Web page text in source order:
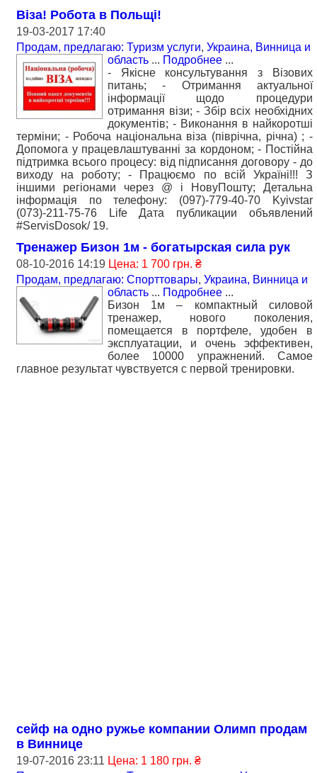
Віза! Робота в Польщі!
19-03-2017 17:40
Продам, предлагаю: Туризм услуги, Украина, Винница и
область ... Подробнее ...
- Якісне консультування з Візових
питань; - Отримання актуальної
інформації щодо процедури
отримання візи; - Збір всіх необхідних
документів; - Виконання в найкоротші
терміни; - Робоча національна віза (піврічна, річна) ; -
Допомога у працевлаштуванні за кордоном; - Постійна
підтримка всього процесу: від підписання договору - до
виходу на роботу; - Працюємо по всій Україні!!! З
іншими регіонами через @ і НовуПошту; Детальна
інформація по телефону: (097)-779-40-70 Kyivstar
(073)-211-75-76 Life Дата публикации объявлений
#ServisDosok/ 19.
Тренажер Бизон 1м - богатырская сила рук
08-10-2016 14:19 Цена: 1 700 грн. ₴
Продам, предлагаю: Спорттовары, Украина, Винница и
область ... Подробнее ...
Бизон 1м – компактный силовой
тренажер, нового поколения,
помещается в портфеле, удобен в
эксплуатации, и очень эффективен,
более 10000 упражнений. Самое
главное результат чувствуется с первой тренировки.
сейф на одно ружье компании Олимп продам
в Виннице
19-07-2016 23:11 Цена: 1 180 грн. ₴